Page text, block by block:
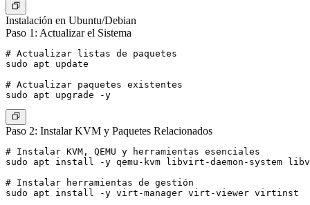
Instalación en Ubuntu/Debian
Paso 1: Actualizar el Sistema
# Actualizar listas de paquetes
sudo apt update
# Actualizar paquetes existentes
Paso 2: Instalar KVM y Paquetes Relacionados
# Instalar KVM, QEMU y herramientas esenciales
sudo apt install -y qemu-kvm libvirt-daemon-system
# Instalar herramientas de gestión
sudo apt install -y virt-manager virt-viewer virtinst